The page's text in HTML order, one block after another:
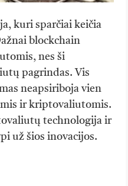
kuri sparčiai keičia
blockchain
nes ši
pagrindas. Vis
neapsiriboja vien
ir kriptovaliutomis.
technologija ir
už šios inovacijos.